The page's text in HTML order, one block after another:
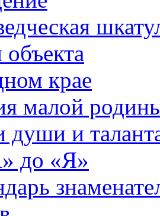
крае
малой
души и
до «Я»